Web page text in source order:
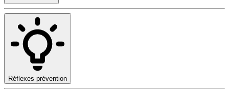
Réflexes prévention